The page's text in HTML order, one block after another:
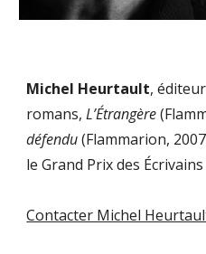
Michel Heurtault,
romans, L’Étrangère
défendu (Flammarion,
le Grand Prix des
Contacter Michel